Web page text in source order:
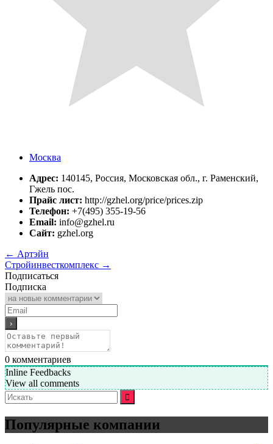
Москва
Адрес: 140145, Россия, Московская обл., г. Раменский,
Гжель пос.
Прайс лист: http://gzhel.org/price/prices.zip
Телефон: +7(495) 355-19-56
Email: info@gzhel.ru
Сайт: gzhel.org
← Артэйн
Стройинвесткомплекс →
Подписаться
Подписка
0 комментариев
Inline Feedbacks
View all comments
Искать:
Популярные компании